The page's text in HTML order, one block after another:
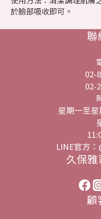
於臉部吸收即可。
聯
02-
02-
星期一至
LINE官方
久保
顧